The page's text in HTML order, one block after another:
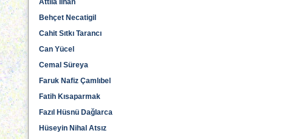
Attila İlhan
Behçet Necatigil
Cahit Sıtkı Tarancı
Can Yücel
Cemal Süreya
Faruk Nafiz Çamlıbel
Fatih Kısaparmak
Fazıl Hüsnü Dağlarca
Hüseyin Nihal Atsız